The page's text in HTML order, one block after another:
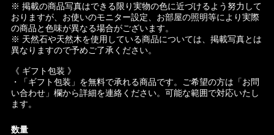
※ 掲載の商品写真はできる限り実物の色に近づけるよう努力して
おりますが、お使いのモニター設定、お部屋の照明等により実際
の商品と色味が異なる場合がございます。
※ 天然石や天然木を使用している商品については、掲載写真とは
異なりますので予めご了承ください。
《 ギフト包装 》
・「ギフト包装」を無料で承れる商品です。ご希望の方は「お問
い合わせ」欄から詳細を連絡ください。可能な範囲で対応いたし
ます。
数量